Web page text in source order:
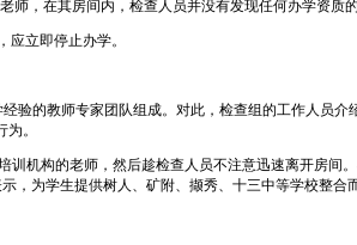
，在其房间内，检查人员并没有发现任何办学资质的
立即停止办学。
的教师专家团队组成。对此，检查组的工作人员介
。
构的老师，然后趁检查人员不注意迅速离开房间
，为学生提供树人、矿附、撷秀、十三中等学校整